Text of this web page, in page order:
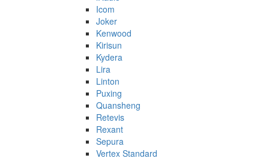
Icom
Joker
Kenwood
Kirisun
Kydera
Lira
Linton
Puxing
Quansheng
Retevis
Rexant
Sepura
Vertex Standard